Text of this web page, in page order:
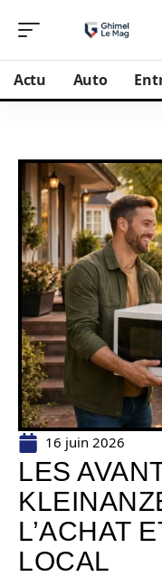
Actu Auto
16 juin 2026
LES
L’ACHAT
LOCAL